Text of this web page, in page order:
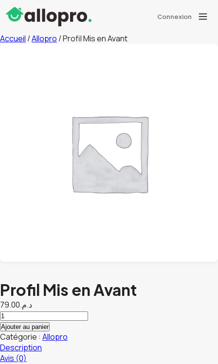
Connexion
Accueil /Allopro / Profil Mis en Avant
Profil Mis en Avant
د.م.79.00
quantité
de
Profil
Mis
en
Ajouter au panier
Catégorie : Allopro
Description
Avis (0)